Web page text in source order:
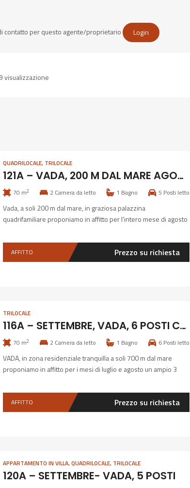
contatto per questo agente/proprietario Login
visualizzazione
QUADRILOCALE, TRILOCALE
121A – VADA, 200 M DAL MARE AGOSTO MESE INTERO
70 m2 2 Camera da letto 1 Bagno 5 Posti letto
Vada, a soli 200 m dal mare, in graziosa palazzina
quadrifamiliare proponiamo in affitto per l’intero mese di agosto
balconi, camera matrimoniale con possibilità di aggiungere una
brandina, camera con divano letto matrimoniale, bagno con box
doccia, possibilità di utilizzzare lavatrice e giardino a comune con
AFFITTO Prezzo su richiesta
TRILOCALE
116A – SETTEMBRE, VADA, 6 POSTI CLIMATIZZATO
70 m2 2 Camera da letto 1 Bagno 6 Posti letto
VADA, in zona residenziale tranquilla a soli 700 m dal mare
proponiamo in affitto per i mesi di luglio e agosto un ampio 3
trova al piano rialzato di una palazzina quadrifamiliare, tramite
balcone di accesso entriamo all’interno dove siamo accolti da un
ampio soggiorno […]
AFFITTO Prezzo su richiesta
APPARTAMENTO IN VILLA,QUADRILOCALE, TRILOCALE
120A – SETTEMBRE- VADA, 5 POSTI